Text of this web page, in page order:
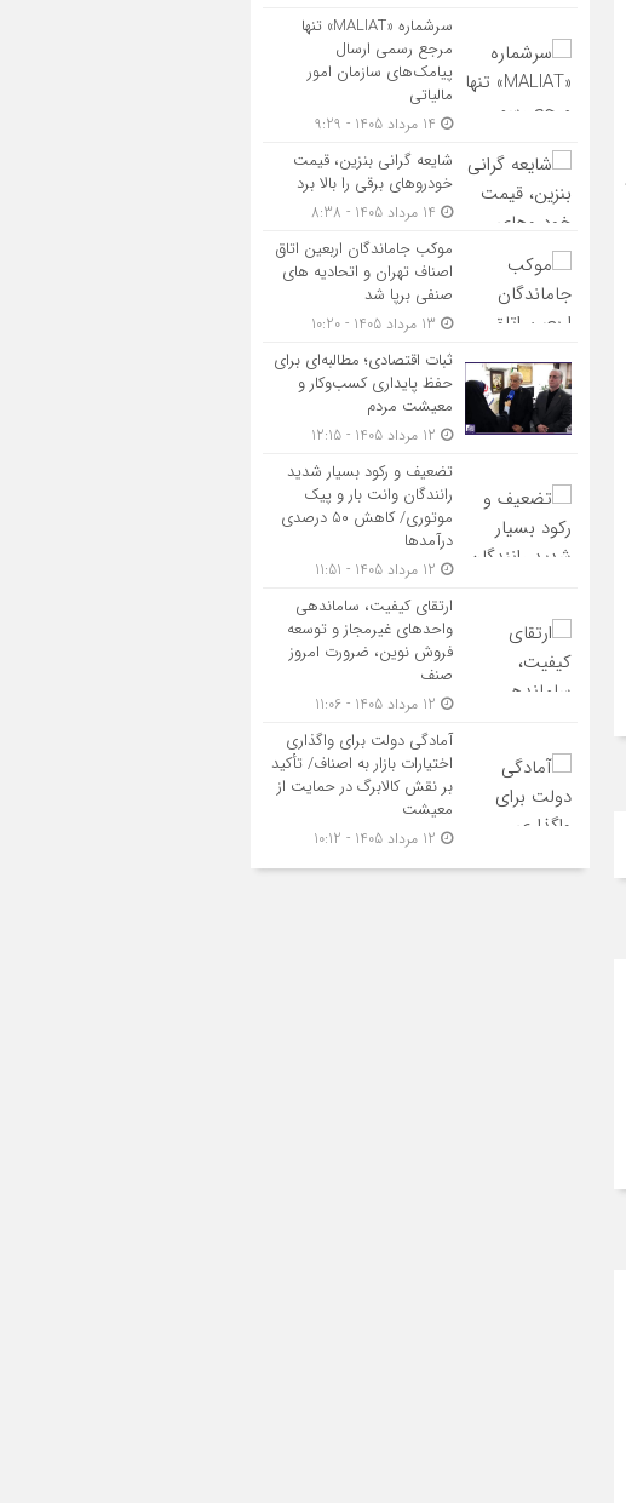
سرشماره «MALIAT» تنها
مرجع رسمی ارسال
پیامک‌های سازمان امور
مالیاتی
شایعه گرانی بنزین، قیمت
خودروهای برقی را بالا برد
موکب جاماندگان اربعین اتاق
اصناف تهران و اتحادیه های
صنفی برپا شد
ثبات اقتصادی؛ مطالبه‌ای برای
حفظ پایداری کسب‌وکار و
معیشت مردم
تضعیف و رکود بسیار شدید
رانندگان وانت بار و پیک
موتوری/ کاهش ۵۰ درصدی
درآمدها
ارتقای کیفیت، ساماندهی
واحدهای غیرمجاز و توسعه
فروش نوین، ضرورت امروز
صنف
آمادگی دولت برای واگذاری
اختیارات بازار به اصناف/ تأکید
بر نقش کالابرگ در حمایت از
معیشت